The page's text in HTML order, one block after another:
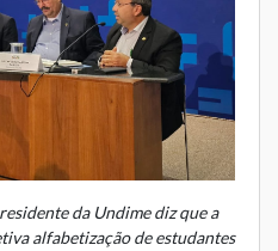
da Undime diz que a
alfabetização de estudantes